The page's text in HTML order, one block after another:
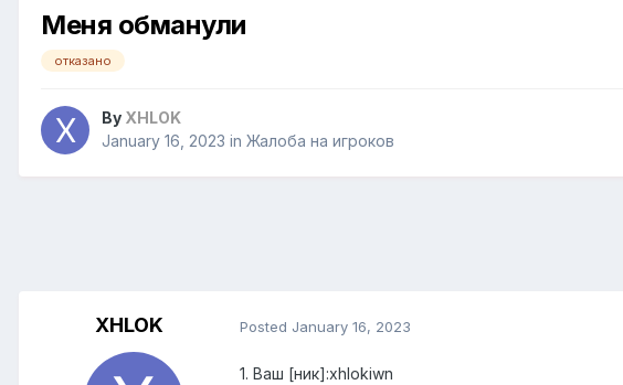
Меня обманули
отказано
By XHLOK
January 16, 2023 in Жалоба на игроков
XHLOK Posted January 16, 2023
1. Ваш [ник]:xhlokiwn